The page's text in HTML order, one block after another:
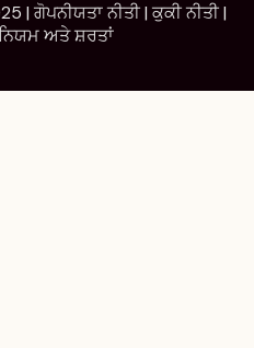
| ਗੋਪਨੀਯਤਾ ਨੀਤੀ| ਕੁਕੀ ਨੀਤੀ|
ਅਤੇ ਸ਼ਰਤਾਂ